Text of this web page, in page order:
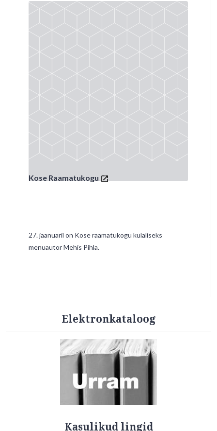
Kose Raamatukogu
27. jaanuaril on Kose raamatukogu külaliseks
menuautor Mehis Pihla.
Elektronkataloog
Kasulikud lingid